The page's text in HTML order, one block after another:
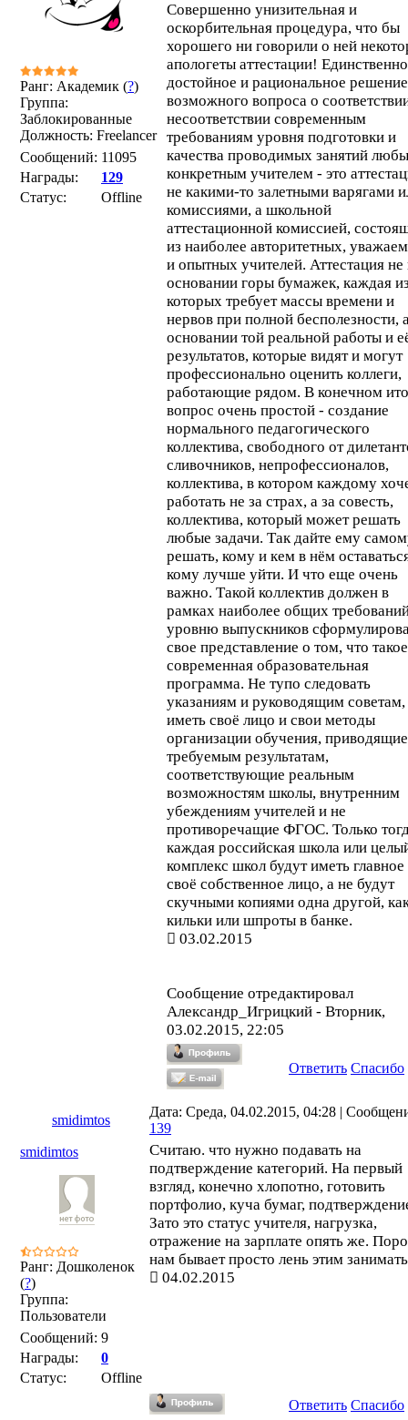
Ранг: Академик (?)
Группа:
Заблокированные
Должность: Freelancer
Сообщений: 11095
Награды:
129
Статус:
Offline
Совершенно унизительная и
оскорбительная процедура, что бы
хорошего ни говорили о ней
апологеты аттестации!
достойное и рациональное решение
возможного вопроса о
несоответствии современным
требованиям уровня подготовки и
качества проводимых занятий
конкретным учителем - это
не какими-то залетными варягами
комиссиями, а школьной
аттестационной комиссией,
из наиболее авторитетных,
и опытных учителей. Аттестация не
основании горы бумажек, каждая
которых требует массы времени и
нервов при полной бесполезности,
основании той реальной работы и
результатов, которые видят и могут
профессионально оценить коллеги,
работающие рядом. В конечном
вопрос очень простой - создание
нормального педагогического
коллектива, свободного от
сливочников, непрофессионалов,
коллектива, в котором каждому
работать не за страх, а за совесть,
коллектива, который может решать
любые задачи. Так дайте ему
решать, кому и кем в нём
кому лучше уйти. И что еще очень
важно. Такой коллектив должен в
рамках наиболее общих
уровню выпускников
свое представление о том, что такое
современная образовательная
программа. Не тупо следовать
указаниям и руководящим советам,
иметь своё лицо и свои методы
организации обучения,
требуемым результатам,
соответствующие реальным
возможностям школы, внутренним
убеждениям учителей и не
противоречащие ФГОС. Только
каждая российская школа или
комплекс школ будут иметь главное
своё собственное лицо, а не будут
скучными копиями одна другой,
кильки или шпроты в банке.
03.02.2015
Сообщение отредактировал
Александр_Игрицкий - Вторник,
03.02.2015, 22:05
Ответить Спасибо
smidimtos
Дата: Среда, 04.02.2015, 04:28 |
139
smidimtos
Ранг: Дошколенок
(?)
Группа:
Пользователи
Сообщений: 9
Награды:
0
Статус:
Offline
Считаю. что нужно подавать на
подтверждение категорий. На первый
взгляд, конечно хлопотно, готовить
портфолио, куча бумаг,
Зато это статус учителя, нагрузка,
отражение на зарплате опять же.
нам бывает просто лень этим
04.02.2015
Ответить Спасибо